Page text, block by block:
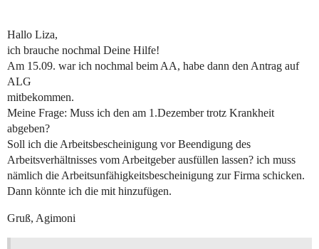
Hallo Liza,
ich brauche nochmal Deine Hilfe!
Am 15.09. war ich nochmal beim AA, habe dann den Antrag auf
ALG
mitbekommen.
Meine Frage: Muss ich den am 1.Dezember trotz Krankheit
abgeben?
Soll ich die Arbeitsbescheinigung vor Beendigung des
Arbeitsverhältnisses vom Arbeitgeber ausfüllen lassen? ich muss
nämlich die Arbeitsunfähigkeitsbescheinigung zur Firma schicken.
Dann könnte ich die mit hinzufügen.
Gruß, Agimoni